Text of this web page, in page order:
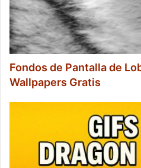
Fondos de Pantalla de
Wallpapers Gratis